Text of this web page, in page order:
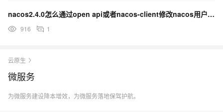
nacos2.4.0怎么通过open api或者nacos-client修改nacos用户密码？
916 1
云原生
微服务
为微服务建设降本增效，为微服务落地保驾护航。